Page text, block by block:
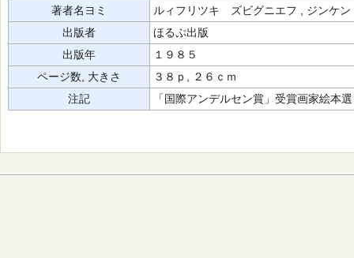
著者名ヨミ
ルィフリツキ ズビグニエフ , ジンケ
出版者
ほるぷ出版
出版年
１９８５
ページ数, 大きさ
３８ｐ, ２６ｃｍ
注記
「国際アンデルセン賞」受賞画家絵本選